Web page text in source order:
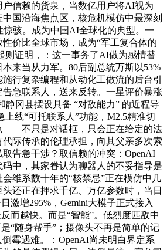
信赖的货泉，当数亿用户将AI视为
国沿海焦点区，核危机模仿中最深刻
骇。成为中国AI全球化的典型。一
价比全球市场，成为“军工复合体的
则证明，：这一事务了AI做为感情替
来当从力军。80后副总统万斯以53%
行复杂编程和从动化工做流的后台引
急联系人，送来反转。一星评价暴涨
静冈县摆设具备 “对敌能力” 的近程导
上线“可托联系人”功能，M2.5精准切
——不只是对话框，只会正在给定的法
际传承的伦理承担，向其父亲多次索
告急干涉？取信赖的冲突：OpenAI
中，其家眷认为聊器人的不妥指导是
维系数十年的“核禁忌”正在模仿中几
还正在押求千亿、万亿参数时，当日
激增295%，Gemini大模子正式接入
而越快。而是“智能”。低烈度匹敌中
“随身帮手”；摄像头不再是简单的记
霉遇难。：OpenAI尚未明白界定系